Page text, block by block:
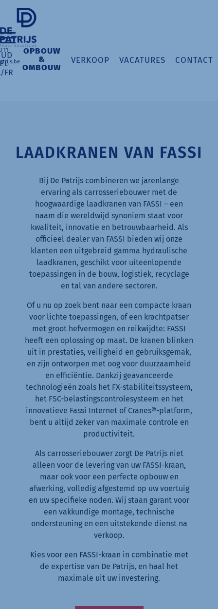
OPBOUW
&
OMBOUW
VERKOOP VACATURES CONTACT
11
/FR
LAADKRANEN VAN FASSI
Bij De Patrijs combineren we jarenlange
ervaring als carrosseriebouwer met de
hoogwaardige laadkranen van FASSI – een
naam die wereldwijd synoniem staat voor
kwaliteit, innovatie en betrouwbaarheid. Als
officieel dealer van FASSI bieden wij onze
klanten een uitgebreid gamma hydraulische
laadkranen, geschikt voor uiteenlopende
toepassingen in de bouw, logistiek, recyclage
en tal van andere sectoren.
Of u nu op zoek bent naar een compacte kraan
voor lichte toepassingen, of een krachtpatser
met groot hefvermogen en reikwijdte: FASSI
heeft een oplossing op maat. De kranen blinken
uit in prestaties, veiligheid en gebruiksgemak,
en zijn ontworpen met oog voor duurzaamheid
en efficiëntie. Dankzij geavanceerde
technologieën zoals het FX-stabiliteitssysteem,
het FSC-belastingscontrolesysteem en het
innovatieve Fassi Internet of Cranes®-platform,
bent u altijd zeker van maximale controle en
productiviteit.
Als carrosseriebouwer zorgt De Patrijs niet
alleen voor de levering van uw FASSI-kraan,
maar ook voor een perfecte opbouw en
afwerking, volledig afgestemd op uw voertuig
en uw specifieke noden. Wij staan garant voor
een vakkundige montage, technische
ondersteuning en een uitstekende dienst na
verkoop.
Kies voor een FASSI-kraan in combinatie met
de expertise van De Patrijs, en haal het
maximale uit uw investering.